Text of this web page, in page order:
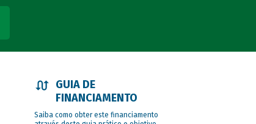
GUIA DE
FINANCIAMENTO
Saiba como obter este financiamento